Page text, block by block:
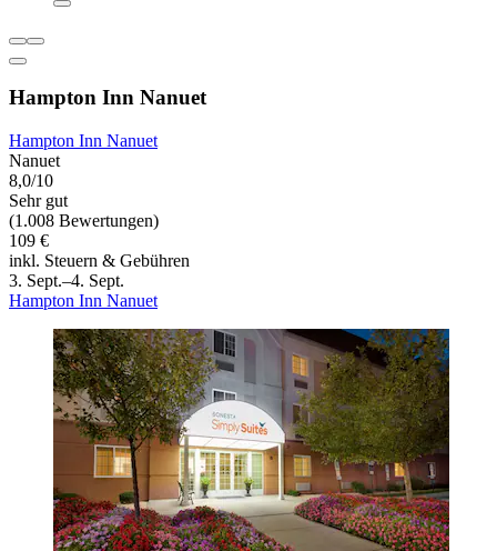
Hampton Inn Nanuet
Hampton Inn Nanuet
Nanuet
8,0/10
Sehr gut
(1.008 Bewertungen)
109 €
inkl. Steuern & Gebühren
3. Sept.–4. Sept.
Hampton Inn Nanuet